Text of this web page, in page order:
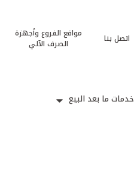
اتصل بنا
مواقع الفروع وأجهزة
الصرف الآلي
خدمات ما بعد البيع